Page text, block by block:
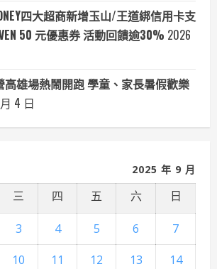
四大超商新增玉山/王道綁信用卡支
50 元優惠券 活動回饋逾30% 2026
高雄場熱鬧開跑 學童、家長暑假歡樂
4 日
2025 年 9 月
三 四 五 六 日
3 4 5 6
7
10 11 12 13
14